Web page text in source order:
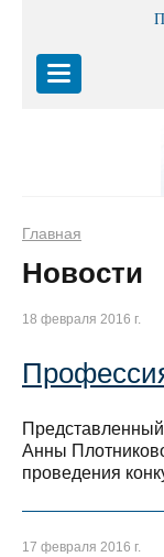
Главная
Новости
18 февраля 2016 г.
Анны
проведения
17 февраля 2016 г.